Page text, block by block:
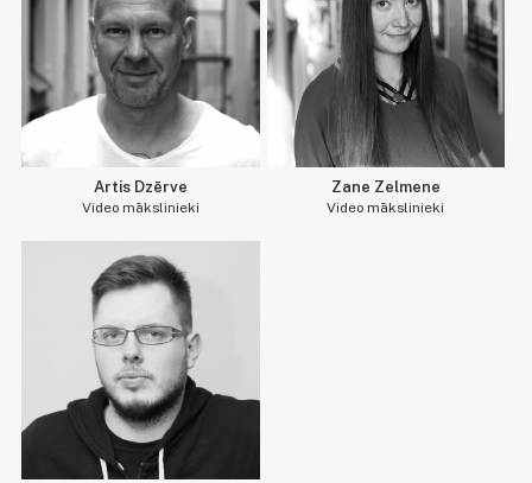
Artis Dzērve
Video mākslinieki
Zane Zelmene
Video mākslinieki